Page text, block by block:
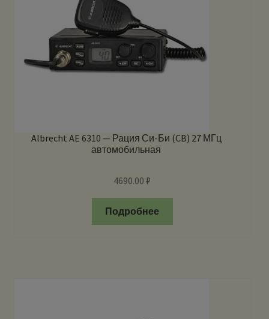
Albrecht AE 6310 — Рация Си-Би (CB) 27 МГц
автомобильная
4690.00₽
Подробнее